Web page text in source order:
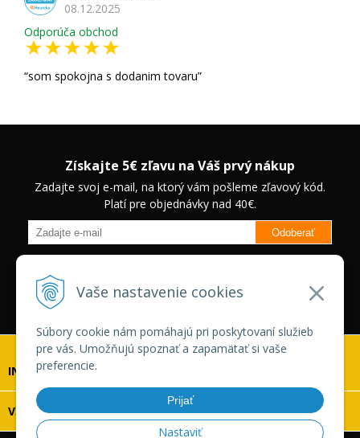
Vaše nastavenie cookies
Súbory cookie nám pomáhajú pri poskytovaní služieb
pre vás. Umožňujú spoznať a zapamätať si vaše
preferencie.
Prijať
Nastaviť
08.12.2025
Odporúča obchod
som spokojna s dodanim tovaru
Získajte 5€ zľavu na Váš prvý nákup
Zadajte svoj e-mail, na ktorý vám pošleme zľavový kód.
Platí pre objednávky nad 40€.
Odoberať
zľavách na vybrané produkty.
Neplatí pre Veľkoobchodných
zákazníkov.
INFOLINKA
VŠETKO O NÁKUPE